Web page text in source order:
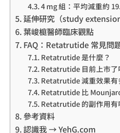
4 mg 組：平均減重約
延伸研究（study extension
葉峻榳醫師臨床觀點
FAQ：Retatrutide 常見問
Retatrutide 是什麼？
Retatrutide 目前上市了
Retatrutide 減重效果有
Retatrutide 比
Retatrutide 的副作用有
參考資料
認識我 → YehG.com